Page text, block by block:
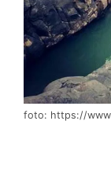
foto: https://